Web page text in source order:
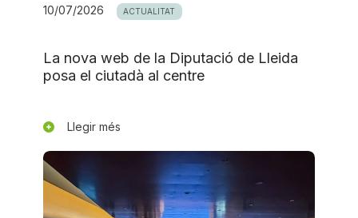
10/07/2026 ACTUALITAT
La nova web de la Diputació de Lleida
posa el ciutadà al centre
Llegir més